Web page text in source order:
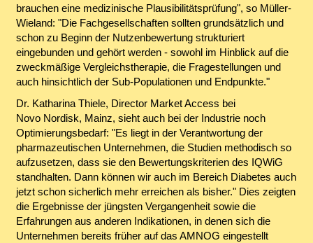
brauchen eine medizinische Plausibilitätsprüfung", so Müller-
Wieland: "Die Fachgesellschaften sollten grundsätzlich und
schon zu Beginn der Nutzenbewertung strukturiert
eingebunden und gehört werden - sowohl im Hinblick auf die
zweckmäßige Vergleichstherapie, die Fragestellungen und
auch hinsichtlich der Sub-Populationen und Endpunkte."
Dr. Katharina Thiele, Director Market Access bei
Novo Nordisk, Mainz, sieht auch bei der Industrie noch
Optimierungsbedarf: "Es liegt in der Verantwortung der
pharmazeutischen Unternehmen, die Studien methodisch so
aufzusetzen, dass sie den Bewertungskriterien des IQWiG
standhalten. Dann können wir auch im Bereich Diabetes auch
jetzt schon sicherlich mehr erreichen als bisher." Dies zeigten
die Ergebnisse der jüngsten Vergangenheit sowie die
Erfahrungen aus anderen Indikationen, in denen sich die
Unternehmen bereits früher auf das AMNOG eingestellt